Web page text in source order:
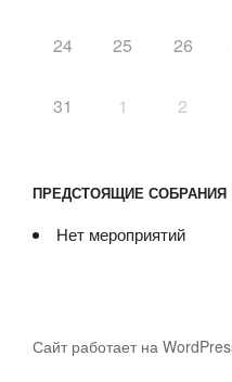
24 25 26
31 1 2
ПРЕДСТОЯЩИЕ СОБРАНИЯ
Нет мероприятий
Сайт работает на